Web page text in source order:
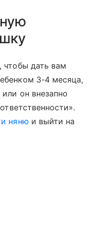
дать вам
3-4 месяца,
он внезапно
няню и выйти на